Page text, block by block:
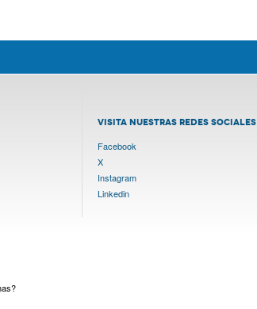
VISITA NUESTRAS REDES SOCIALES
Facebook
X
Instagram
Linkedin